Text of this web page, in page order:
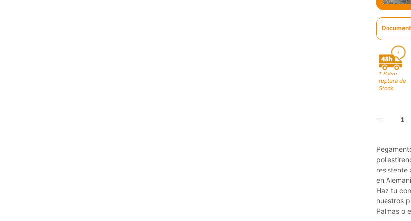
* Salvo
ruptura de
Stock
resistente
en
Haz tu
nuestros
Palmas o